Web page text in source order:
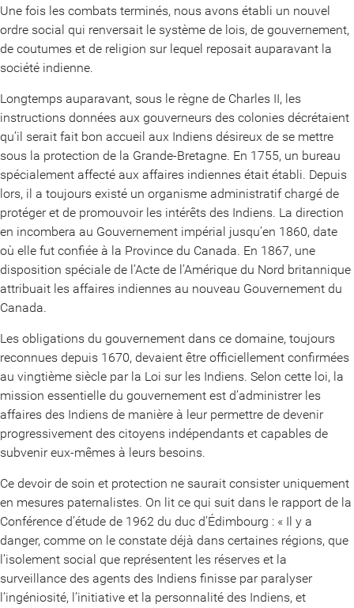
Une fois les combats terminés, nous avons établi un nouvel
ordre social qui renversait le système de lois, de gouvernement,
de coutumes et de religion sur lequel reposait auparavant la
société indienne.
Longtemps auparavant, sous le règne de Charles II, les
instructions données aux gouverneurs des colonies décrétaient
qu’il serait fait bon accueil aux Indiens désireux de se mettre
sous la protection de la Grande-Bretagne. En 1755, un bureau
spécialement affecté aux affaires indiennes était établi. Depuis
lors, il a toujours existé un organisme administratif chargé de
protéger et de promouvoir les intérêts des Indiens. La direction
en incombera au Gouvernement impérial jusqu’en 1860, date
où elle fut confiée à la Province du Canada. En 1867, une
disposition spéciale de l’Acte de l’Amérique du Nord britannique
attribuait les affaires indiennes au nouveau Gouvernement du
Canada.
Les obligations du gouvernement dans ce domaine, toujours
reconnues depuis 1670, devaient être officiellement confirmées
au vingtième siècle par la Loi sur les Indiens. Selon cette loi, la
mission essentielle du gouvernement est d’administrer les
affaires des Indiens de manière à leur permettre de devenir
progressivement des citoyens indépendants et capables de
subvenir eux-mêmes à leurs besoins.
Ce devoir de soin et protection ne saurait consister uniquement
en mesures paternalistes. On lit ce qui suit dans le rapport de la
Conférence d’étude de 1962 du duc d’Édimbourg : « Il y a
danger, comme on le constate déjà dans certaines régions, que
l’isolement social que représentent les réserves et la
surveillance des agents des Indiens finisse par paralyser
l’ingéniosité, l’initiative et la personnalité des Indiens, et